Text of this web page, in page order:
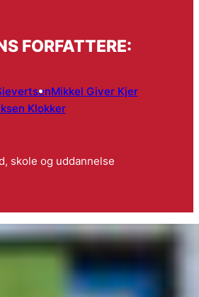
FORFATTERE:
Mikkel Giver Kjer
Klokker
skole og uddannelse